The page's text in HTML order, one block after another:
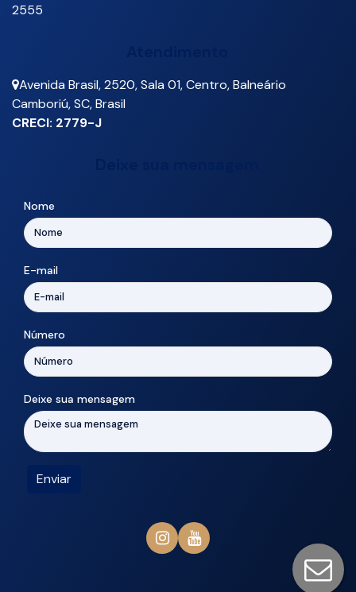
2555
Avenida Brasil,2520,Sala 01,Centro,Balneário
Camboriú,SC,Brasil
CRECI: 2779-J
Nome
E-mail
Número
Deixe sua mensagem